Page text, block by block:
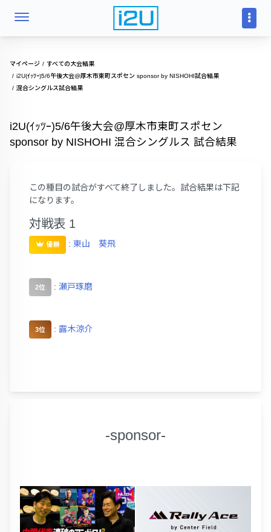
マイページ
すべての大会結果
i2U(ｲｯﾂｰ)5/6午後大会@厚木市東町スポセン sponsor by NISHOHI試合結果
混合シングルス試合結果
i2U(ｲｯﾂｰ)5/6午後大会@厚木市東町スポセン
sponsor by NISHOHI 混合シングルス 試合結果
この種目の試合がすべて終了しました。試合結果は下記
になります。
対戦表 1
優勝 : 東山 葵飛
2位 : 瀬戸琢磨
3位 : 露木涼介
-sponsor-